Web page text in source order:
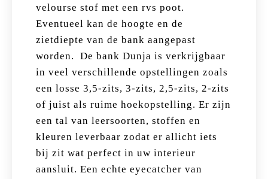
velourse stof met een rvs poot.
Eventueel kan de hoogte en de
zietdiepte van de bank aangepast
worden. De bank Dunja is verkrijgbaar
in veel verschillende opstellingen zoals
een losse 3,5-zits, 3-zits, 2,5-zits, 2-zits
of juist als ruime hoekopstelling. Er zijn
een tal van leersoorten, stoffen en
kleuren leverbaar zodat er allicht iets
bij zit wat perfect in uw interieur
aansluit. Een echte eyecatcher van